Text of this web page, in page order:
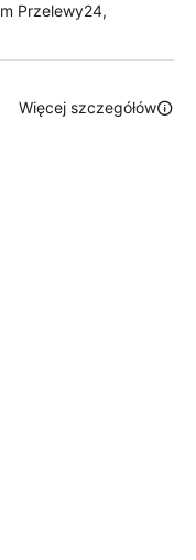
Przelewy24,
Więcej szczegółów